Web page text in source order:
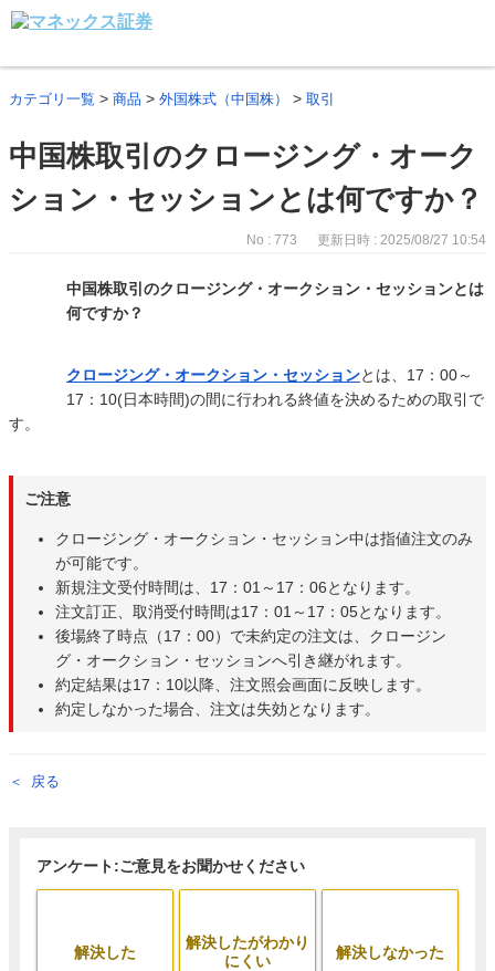
カテゴリ一覧 > 商品 > 外国株式（中国株） > 取引
中国株取引のクロージング・オーク
ション・セッションとは何ですか？
No : 773 更新日時 : 2025/08/27 10:54
中国株取引のクロージング・オークション・セッションとは
何ですか？
クロージング・オークション・セッションとは、17：00～
17：10(日本時間)の間に行われる終値を決めるための取引で
す。
ご注意
クロージング・オークション・セッション中は指値注文のみ
が可能です。
新規注文受付時間は、17：01～17：06となります。
注文訂正、取消受付時間は17：01～17：05となります。
後場終了時点（17：00）で未約定の注文は、クロージン
グ・オークション・セッションへ引き継がれます。
約定結果は17：10以降、注文照会画面に反映します。
約定しなかった場合、注文は失効となります。
戻る
アンケート:ご意見をお聞かせください
解決した
解決したがわかり
にくい
解決しなかった